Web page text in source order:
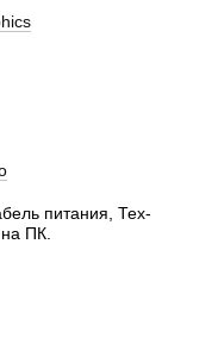
питания, Тех-
ПК.